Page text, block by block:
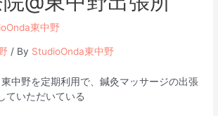
東中野
/ By StudioOnda東中野
中野を定期利用で、鍼灸マッサージの出張
ていただいている